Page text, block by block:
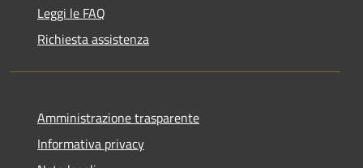
Leggi le FAQ
Richiesta assistenza
Amministrazione trasparente
Informativa privacy